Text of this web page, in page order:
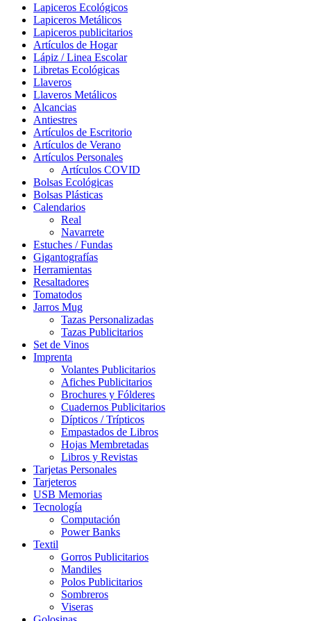
Lapiceros Ecológicos
Lapiceros Metálicos
Lapiceros publicitarios
Artículos de Hogar
Lápiz / Linea Escolar
Libretas Ecológicas
Llaveros
Llaveros Metálicos
Alcancias
Antiestres
Artículos de Escritorio
Artículos de Verano
Artículos Personales
Artículos COVID
Bolsas Ecológicas
Bolsas Plásticas
Calendarios
Real
Navarrete
Estuches / Fundas
Gigantografías
Herramientas
Resaltadores
Tomatodos
Jarros Mug
Tazas Personalizadas
Tazas Publicitarios
Set de Vinos
Imprenta
Volantes Publicitarios
Afiches Publicitarios
Brochures y Fólderes
Cuadernos Publicitarios
Dípticos / Trípticos
Empastados de Libros
Hojas Membretadas
Libros y Revistas
Tarjetas Personales
Tarjeteros
USB Memorias
Tecnología
Computación
Power Banks
Textil
Gorros Publicitarios
Mandiles
Polos Publicitarios
Sombreros
Viseras